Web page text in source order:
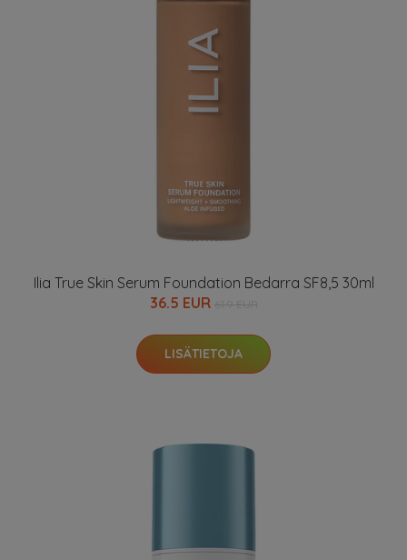
Ilia True Skin Serum Foundation Bedarra SF8,5 30ml
36.5 EUR
LISÄTIETOJA